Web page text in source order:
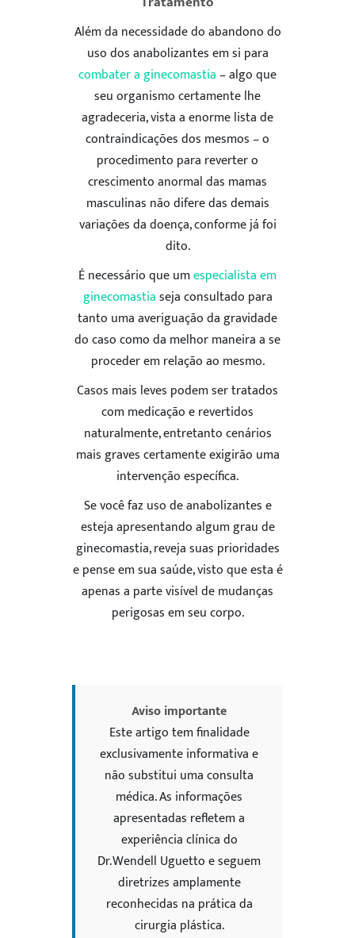
Além da necessidade do abandono do
uso dos anabolizantes em si para
combater a ginecomastia– algo que
seu organismo certamente lhe
agradeceria, vista a enorme lista de
contraindicações dos mesmos – o
procedimento para reverter o
crescimento anormal das mamas
masculinas não difere das demais
variações da doença, conforme já foi
dito.
É necessário que umespecialista em
ginecomastiaseja consultado para
tanto uma averiguação da gravidade
do caso como da melhor maneira a se
proceder em relação ao mesmo.
Casos mais leves podem ser tratados
com medicação e revertidos
naturalmente, entretanto cenários
mais graves certamente exigirão uma
intervenção específica.
Se você faz uso de anabolizantes e
esteja apresentando algum grau de
ginecomastia, reveja suas prioridades
e pense em sua saúde, visto que esta é
apenas a parte visível de mudanças
perigosas em seu corpo.
Aviso importante
Este artigo tem finalidade
exclusivamente informativa e
não substitui uma consulta
médica. As informações
apresentadas refletem a
experiência clínica do
Dr. Wendell Uguetto e seguem
diretrizes amplamente
reconhecidas na prática da
cirurgia plástica.
ENVIAR
5